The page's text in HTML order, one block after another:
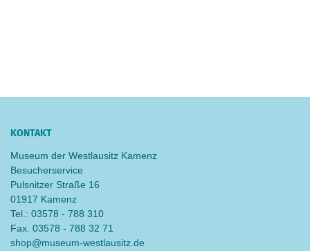
KONTAKT
Museum der Westlausitz Kamenz
Besucherservice
Pulsnitzer Straße 16
01917 Kamenz
Tel.: 03578 - 788 310
Fax. 03578 - 788 32 71
shop@museum-westlausitz.de